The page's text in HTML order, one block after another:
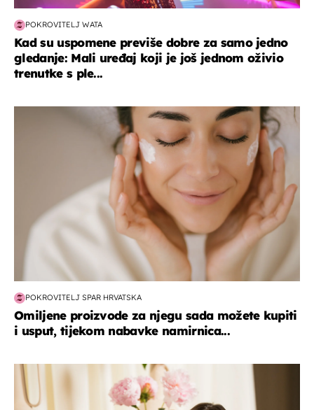
POKROVITELJ WATA
Kad su uspomene previše dobre za samo jedno
gledanje: Mali uređaj koji je još jednom oživio
trenutke s ple...
moda & ljepota
POKROVITELJ SPAR HRVATSKA
Omiljene proizvode za njegu sada možete kupiti
i usput, tijekom nabavke namirnica...
moda & ljepota